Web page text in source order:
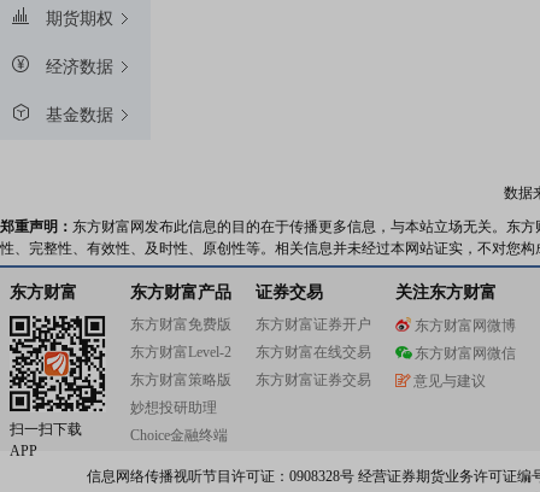
期货期权
经济数据
基金数据
数据
郑重声明： 东方财富网发布此信息的目的在于传播更多信息，与本站立场无关。东
性、完整性、有效性、及时性、原创性等。相关信息并未经过本网站证实，不对您
东方财富
扫一扫下载
APP
东方财富产品
东方财富免费版
东方财富Level-2
东方财富策略版
妙想投研助理
Choice金融终端
证券交易
东方财富证券开户
东方财富在线交易
东方财富证券交易
关注东方财富
东方财富网微博
东方财富网微信
意见与建议
信息网络传播视听节目许可证：0908328号 经营证券期货业务许可证编